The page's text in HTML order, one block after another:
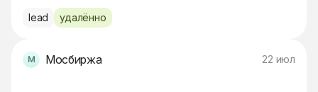
lead удалённо
Мосбиржа 22 июл